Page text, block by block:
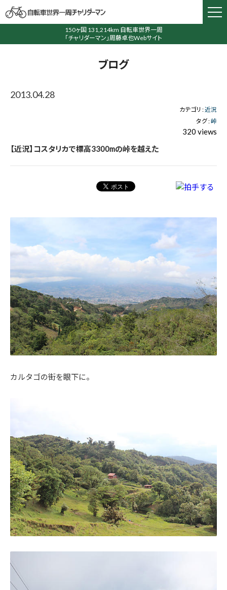
150ヶ国 131,214km 自転車世界一周
「チャリダーマン」周藤卓也Webサイト
ブログ
2013.04.28
カテゴリ :近況
タグ :峠
320 views
【近況】コスタリカで標高3300mの峠を越えた
カルタゴの街を眼下に。